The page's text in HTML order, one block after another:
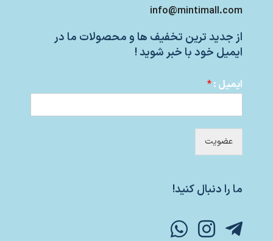
info@mintimall.com
از جدید ترین تخفیف ها و محصولات ما در
ایمیل خود با خبر شوید !
ایمیل :*
عضویت
ما را دنبال کنید!